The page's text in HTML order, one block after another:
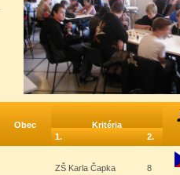
Obec
Kritéria
1.
2.
ZŠ Karla Čapka 8